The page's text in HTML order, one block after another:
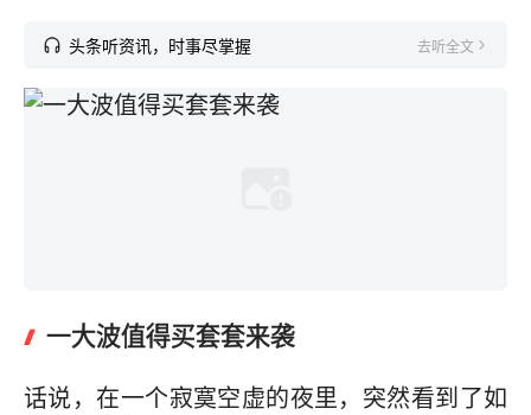
头条听资讯，时事尽掌握 去听全文
一大波值得买套套来袭
话说，在一个寂寞空虚的夜里，突然看到了如